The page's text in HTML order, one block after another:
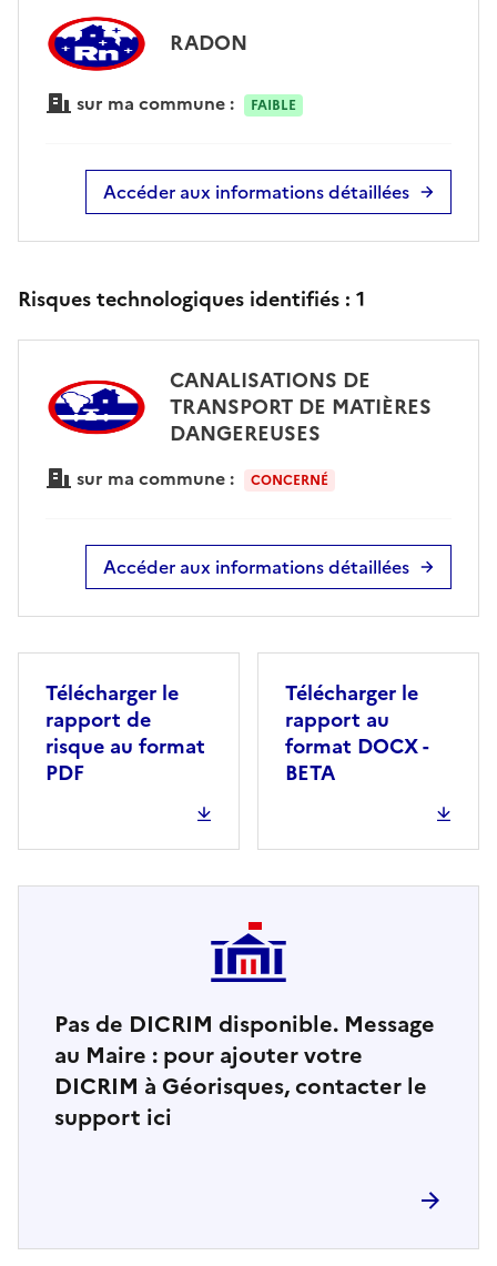
RADON
sur ma commune : FAIBLE
Accéder aux informations détaillées
Risques technologiques identifiés : 1
CANALISATIONS DE
TRANSPORT DE MATIÈRES
DANGEREUSES
sur ma commune : CONCERNÉ
Accéder aux informations détaillées
Télécharger le
rapport de
risque au format
PDF
Télécharger le
rapport au
format DOCX -
BETA
Pas de DICRIM disponible. Message
au Maire : pour ajouter votre
DICRIM à Géorisques, contacter le
support ici